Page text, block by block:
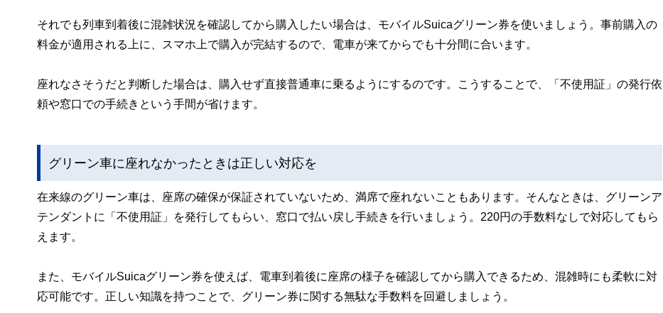
それでも列車到着後に混雑状況を確認してから購入したい場合は、モバイルSuicaグリーン券を使いましょう。事前購入の
料金が適用される上に、スマホ上で購入が完結するので、電車が来てからでも十分間に合います。
座れなさそうだと判断した場合は、購入せず直接普通車に乗るようにするのです。こうすることで、「不使用証」の発行依
頼や窓口での手続きという手間が省けます。
グリーン車に座れなかったときは正しい対応を
在来線のグリーン車は、座席の確保が保証されていないため、満席で座れないこともあります。そんなときは、グリーンア
テンダントに「不使用証」を発行してもらい、窓口で払い戻し手続きを行いましょう。220円の手数料なしで対応してもら
えます。
また、モバイルSuicaグリーン券を使えば、電車到着後に座席の様子を確認してから購入できるため、混雑時にも柔軟に対
応可能です。正しい知識を持つことで、グリーン券に関する無駄な手数料を回避しましょう。